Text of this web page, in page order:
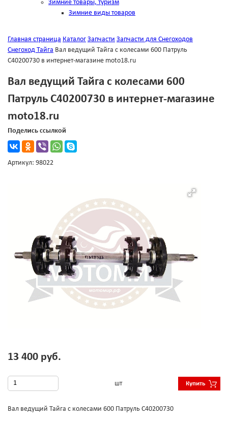
Зимние товары, туризм
Зимние виды товаров
Главная страница Каталог Запчасти Запчасти для Снегоходов
Снегоход Тайга Вал ведущий Тайга с колесами 600 Патруль
С40200730 в интернет-магазине moto18.ru
Вал ведущий Тайга с колесами 600
Патруль С40200730 в интернет-магазине
moto18.ru
Поделись ссылкой
Артикул: 98022
13 400 руб.
шт Купить
Вал ведущий Тайга с колесами 600 Патруль С40200730